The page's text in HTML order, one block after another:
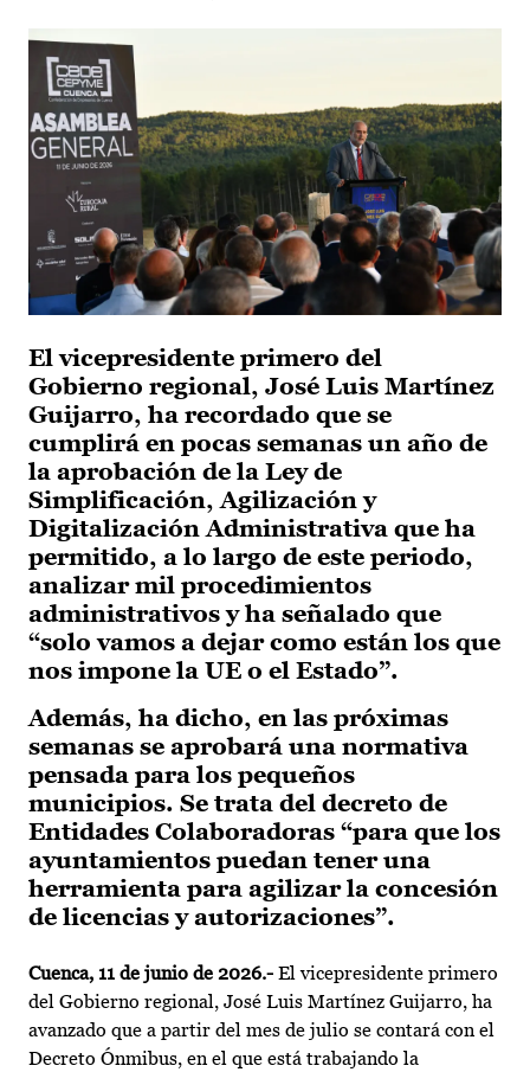
El vicepresidente primero del
Gobierno regional, José Luis Martínez
Guijarro, ha recordado que se
cumplirá en pocas semanas un año de
la aprobación de la Ley de
Simplificación, Agilización y
Digitalización Administrativa que ha
permitido, a lo largo de este periodo,
analizar mil procedimientos
administrativos y ha señalado que
“solo vamos a dejar como están los que
nos impone la UE o el Estado”.
Además, ha dicho, en las próximas
semanas se aprobará una normativa
pensada para los pequeños
municipios. Se trata del decreto de
Entidades Colaboradoras “para que los
ayuntamientos puedan tener una
herramienta para agilizar la concesión
de licencias y autorizaciones”.
Cuenca, 11 de junio de 2026.- El vicepresidente primero
del Gobierno regional, José Luis Martínez Guijarro, ha
avanzado que a partir del mes de julio se contará con el
Decreto Ónmibus, en el que está trabajando la